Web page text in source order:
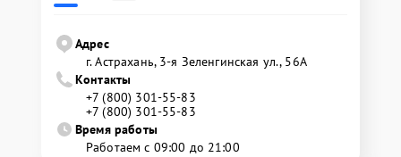
Адрес
г. Астрахань, 3-я Зеленгинская ул., 56А
Контакты
+7 (800) 301-55-83
+7 (800) 301-55-83
Время работы
Работаем с 09:00 до 21:00